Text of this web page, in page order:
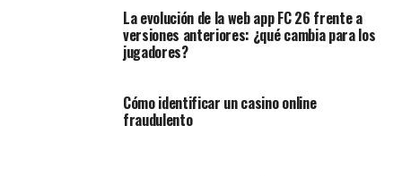
La evolución de la web app FC 26 frente a
versiones anteriores: ¿qué cambia para los
jugadores?
Cómo identificar un casino online
fraudulento